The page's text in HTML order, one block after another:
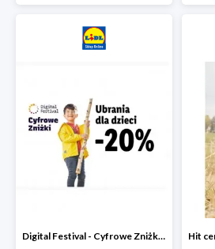
Digital Festival - Cyfrowe Zniżki Ubrania dla dzieci w Lidlu -20%